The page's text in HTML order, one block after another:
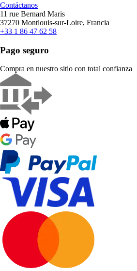
Contáctanos
11 rue Bernard Maris
37270 Montlouis-sur-Loire, Francia
+33 1 86 47 62 58
Pago seguro
Compra en nuestro sitio con total confianza